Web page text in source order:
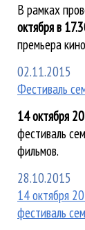
В рамках
октября в
премьера
02.11.2015
Фестиваль
14 октября
фестиваль
фильмов.
28.10.2015
14 октября
фестиваль